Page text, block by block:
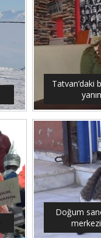
Tatvan’daki
Doğum